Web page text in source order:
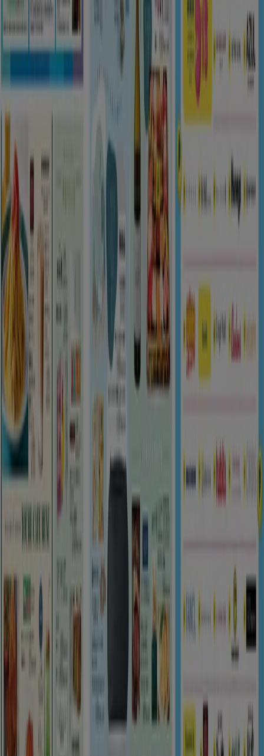
注目のセール商品
シェルター ランタン カーテン
ケア
スーツケース
あなたのまちのTiendeo
東京都 名古屋市 福岡市 札幌市
戸市
仙台市 京都市 さいたま市
市
北九州市
渋谷区
都道府県一覧へ
Tiendeo international
United Kingdom
Brasil
Colombia
Argentina France
United States
Nederland
Deutschland Perú Chile
Portugal
Australia
Türkiye Polska Norge
Österreich
Sverige
Singapore South Africa
Canada
Danmark
Suomi Ελλάδα 한국
Belgique
Schweiz
United Arab Emirates România
Ceská republika
Slovenská republika
България
広告